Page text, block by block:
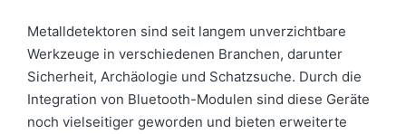
Metalldetektoren sind seit langem unverzichtbare
Werkzeuge in verschiedenen Branchen, darunter
Sicherheit, Archäologie und Schatzsuche. Durch die
Integration von Bluetooth-Modulen sind diese Geräte
noch vielseitiger geworden und bieten erweiterte